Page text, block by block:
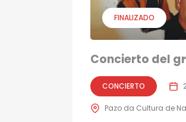
FINALIZADO
Concierto del
CONCIERTO
Pazo da Cultura de